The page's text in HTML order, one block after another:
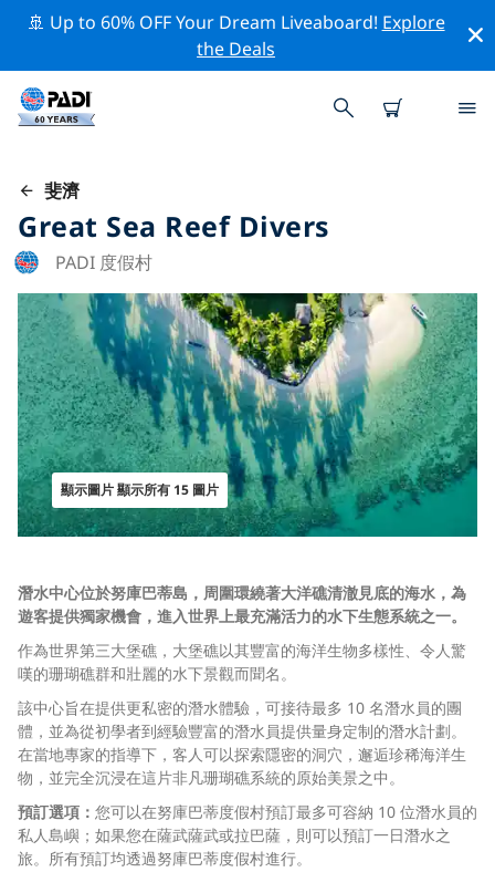
🚢 Up to 60% OFF Your Dream Liveaboard! Explore
the Deals
斐濟
Great Sea Reef Divers
PADI 度假村
顯示圖片 顯示所有 15 圖片
潛水中心位於努庫巴蒂島，周圍環繞著大洋礁清澈見底的海水，為
遊客提供獨家機會，進入世界上最充滿活力的水下生態系統之一。
作為世界第三大堡礁，大堡礁以其豐富的海洋生物多樣性、令人驚
嘆的珊瑚礁群和壯麗的水下景觀而聞名。
該中心旨在提供更私密的潛水體驗，可接待最多 10 名潛水員的團
體，並為從初學者到經驗豐富的潛水員提供量身定制的潛水計劃。
在當地專家的指導下，客人可以探索隱密的洞穴，邂逅珍稀海洋生
物，並完全沉浸在這片非凡珊瑚礁系統的原始美景之中。
預訂選項： 您可以在努庫巴蒂度假村預訂最多可容納 10 位潛水員的
私人島嶼；如果您在薩武薩武或拉巴薩，則可以預訂一日潛水之
旅。所有預訂均透過努庫巴蒂度假村進行。